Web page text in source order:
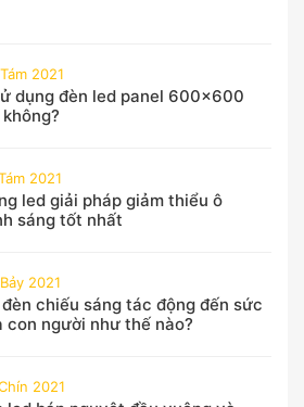
2021
dụng đèn led panel 600x600
2021
led giải pháp giảm thiểu ô
sáng tốt nhất
2021
chiếu sáng tác động đến sức
con người như thế nào?
2021